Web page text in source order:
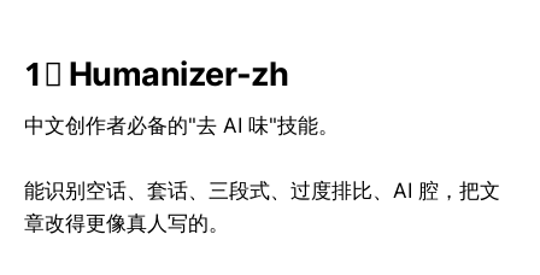
1⃣ Humanizer-zh
中文创作者必备的"去 AI 味"技能。
能识别空话、套话、三段式、过度排比、AI 腔，把文
章改得更像真人写的。